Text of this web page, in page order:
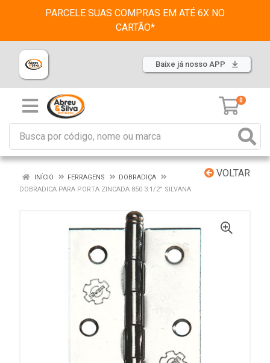
PARCELE SUAS COMPRAS EM ATÉ 6X NO
CARTÃO*
Baixe já nosso APP
0
VOLTAR
INÍCIO FERRAGENS
DOBRADIÇA
DOBRADICA PARA PORTA ZINCADA 850 3.1/2” SILVANA